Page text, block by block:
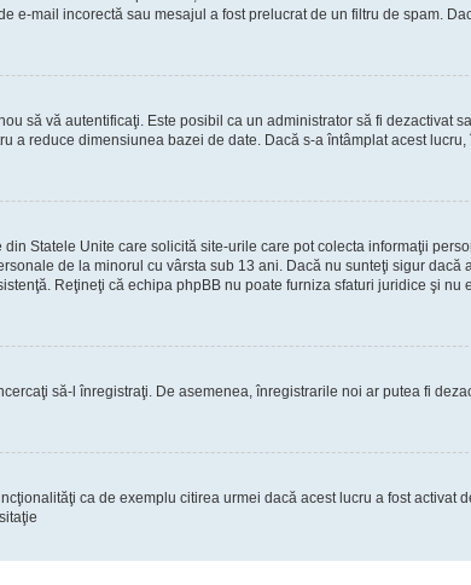
mail incorectă sau mesajul a fost prelucrat de un filtru de spam.
să vă autentificaţi. Este posibil ca un administrator să fi dezactivat
reduce dimensiunea bazei de date. Dacă s-a întâmplat acest
Statele Unite care solicită site-urile care pot colecta informaţii
de la minorul cu vârsta sub 13 ani. Dacă nu sunteţi sigur dacă
Reţineţi că echipa phpBB nu poate furniza sfaturi juridice şi nu
să-l înregistraţi. De asemenea, înregistrarile noi ar putea fi
ca de exemplu citirea urmei dacă acest lucru a fost activat